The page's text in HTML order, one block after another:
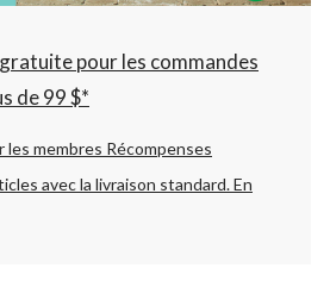
pour les commandes
de 99 $*
membres Récompenses
avec la livraison standard.En